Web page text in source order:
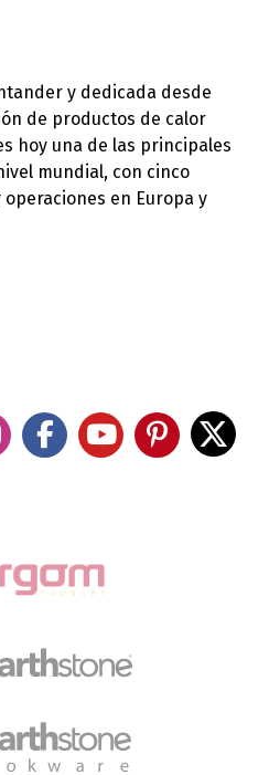
y dedicada desde
de productos de calor
hoy una de las principales
mundial, con cinco
en Europa y